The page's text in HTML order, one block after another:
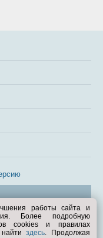
работы сайта и
Более подробную
cookies и правилах
найтиздесь. Продолжая